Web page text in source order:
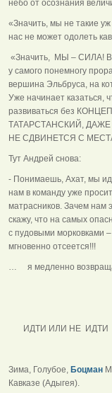
небо от осознания
«Значить, мы не такие
нас не может одолеть
«Значить, МЫ – СИЛА!
у самого понемногу
вершина Эльбруса, на
Уже начинает казаться,
развиваться без
ТАТАРСТАНСКИЙ,
НЕ СДВИНЕТСЯ С
Тут Андрей снова:
- Понимаешь, Ахат, мы
нам в команду уже
матрасников. Зачем нам
скажу, что на самых
с пудовыми морковками
мгновенно отсеется!!!
… я медленно
ИДТИ ИЛИ НЕ ИДТИ
Зима, Голубое, Боцман
Кавказе (Адыгея).